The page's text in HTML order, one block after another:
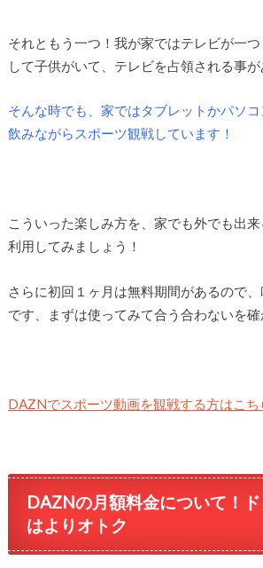
それともう一つ！我が家ではテレビが一
して子供がいて、テレビを占領される事が
そんな時でも、家ではタブレットかパソ
飲みながらスポーツ観戦しています！
こういった楽しみ方を、家でも外でも出
利用してみましょう！
さらに初回１ヶ月は無料期間があるので
です、まずは使ってみて合う合わないを
DAZNでスポーツ動画を観戦する方はこち
DAZNの月額料金について！
はよりオトク